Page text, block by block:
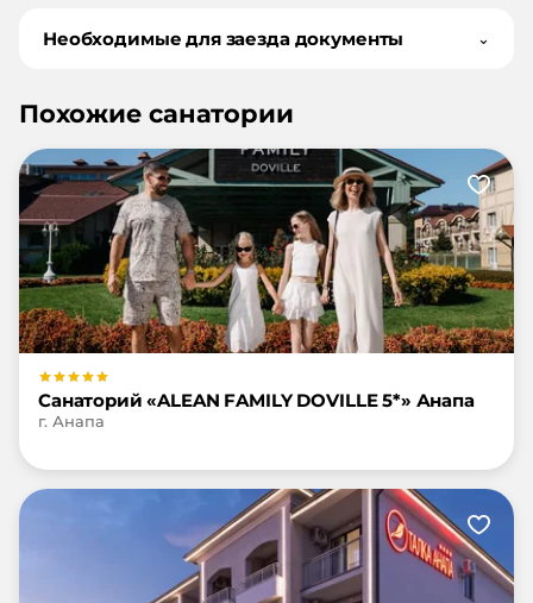
Необходимые для заезда документы ⌄
Похожие санатории
Санаторий «ALEAN FAMILY DOVILLE 5*» Анапа
г. Анапа